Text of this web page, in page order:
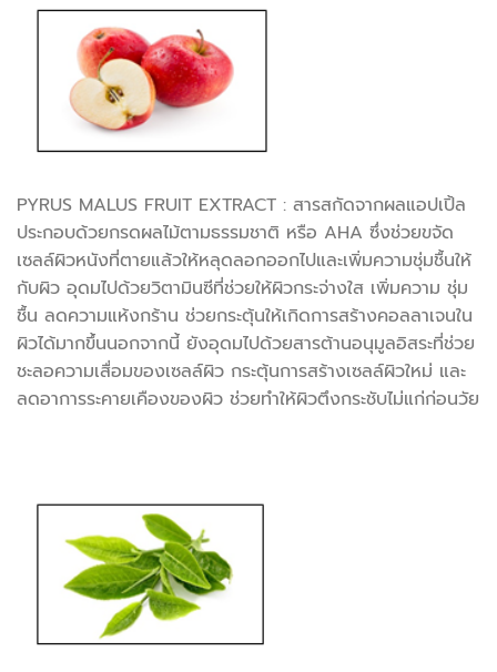
PYRUS MALUS FRUIT EXTRACT : สารสกัดจากผลแอปเปิ้ล
ประกอบด้วยกรดผลไม้ตามธรรมชาติ หรือ AHA ซึ่งช่วยขจัด
เซลล์ผิวหนังที่ตายแล้วให้หลุดลอกออกไปและเพิ่มความชุ่มชื้นให้
กับผิว อุดมไปด้วยวิตามินซีที่ช่วยให้ผิวกระจ่างใส เพิ่มความ ชุ่ม
ชื้น ลดความแห้งกร้าน ช่วยกระตุ้นให้เกิดการสร้างคอลลาเจนใน
ผิวได้มากขึ้นนอกจากนี้ ยังอุดมไปด้วยสารต้านอนุมูลอิสระที่ช่วย
ชะลอความเสื่อมของเซลล์ผิว กระตุ้นการสร้างเซลล์ผิวใหม่ และ
ลดอาการระคายเคืองของผิว ช่วยทำให้ผิวตึงกระชับไม่แก่ก่อนวัย